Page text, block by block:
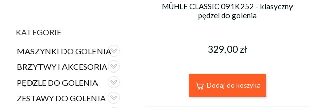
KATEGORIE
MASZYNKI DO GOLENIA
BRZYTWY I AKCESORIA
PĘDZLE DO GOLENIA
ZESTAWY DO GOLENIA
MÜHLE CLASSIC 091K252 - klasyczny
pędzel do golenia
329,00 zł
Dodaj do koszyka